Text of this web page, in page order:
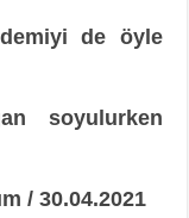
de öyle
soyulurken
/ 30.04.2021